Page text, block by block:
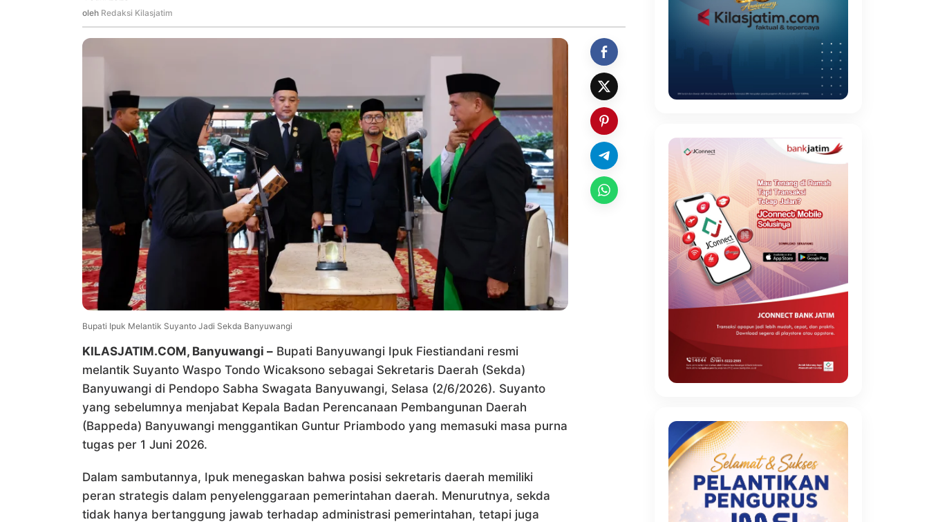
Redaksi
oleh Redaksi Kilasjatim
Bupati Ipuk Melantik Suyanto Jadi Sekda Banyuwangi
KILASJATIM.COM, Banyuwangi – Bupati Banyuwangi Ipuk Fiestiandani resmi
melantik Suyanto Waspo Tondo Wicaksono sebagai Sekretaris Daerah (Sekda)
Banyuwangi di Pendopo Sabha Swagata Banyuwangi, Selasa (2/6/2026). Suyanto
yang sebelumnya menjabat Kepala Badan Perencanaan Pembangunan Daerah
(Bappeda) Banyuwangi menggantikan Guntur Priambodo yang memasuki masa purna
tugas per 1 Juni 2026.
Dalam sambutannya, Ipuk menegaskan bahwa posisi sekretaris daerah memiliki
peran strategis dalam penyelenggaraan pemerintahan daerah. Menurutnya, sekda
tidak hanya bertanggung jawab terhadap administrasi pemerintahan, tetapi juga